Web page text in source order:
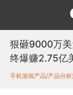
狠砸9000万
终爆赚2.75亿
手机游戏产品/产品分析